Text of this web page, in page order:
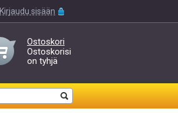
Kirjaudu sisään
Ostoskori
Ostoskorisi
on tyhjä